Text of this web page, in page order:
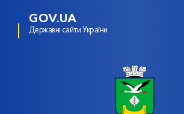
GOV.UA
Державні сайти України